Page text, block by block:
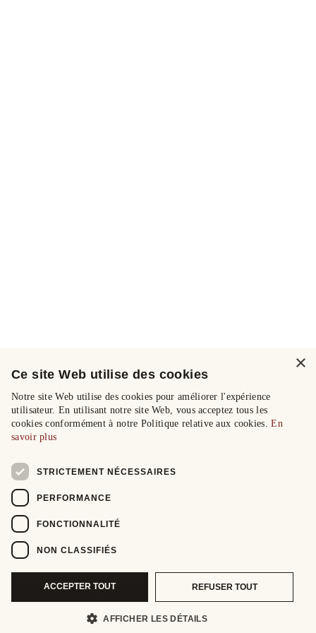
×
Ce site Web utilise des cookies
Notre site Web utilise des cookies pour améliorer l'expérience
utilisateur. En utilisant notre site Web, vous acceptez tous les
cookies conformément à notre Politique relative aux cookies.En
savoir plus
STRICTEMENT NÉCESSAIRES
PERFORMANCE
FONCTIONNALITÉ
NON CLASSIFIÉS
ACCEPTER TOUT REFUSER TOUT
AFFICHER LES DÉTAILS